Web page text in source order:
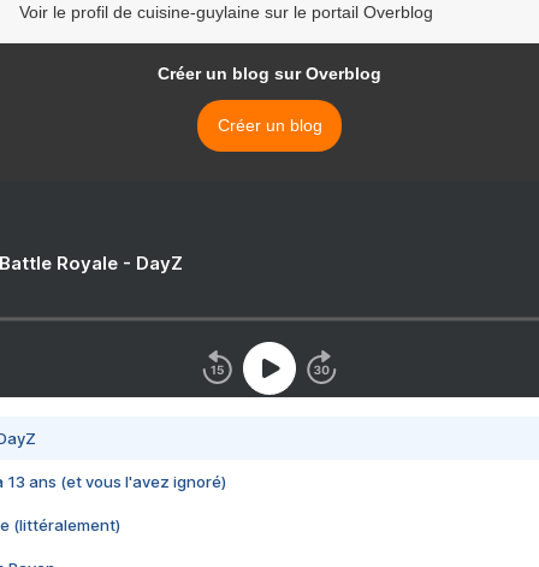
Voir le profil de cuisine-guylaine sur le portail Overblog
Créer un blog sur Overblog
Créer un blog
Royale - DayZ
13 ans (et vous l'avez ignoré)
(littéralement)